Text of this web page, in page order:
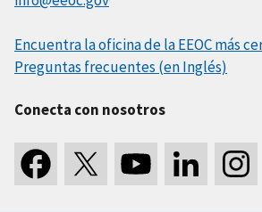
Encuentra la oficina de la EEOC más
Preguntas frecuentes (en Inglés)
Conecta con nosotros